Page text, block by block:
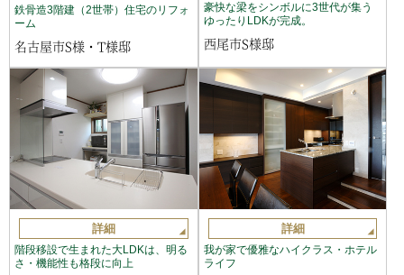
鉄骨造3階建（2世帯）住宅のリフォ
ーム
名古屋市S様・T様邸
豪快な梁をシンボルに3世代が集う
ゆったりLDKが完成。
西尾市S様邸
詳細
階段移設で生まれた大LDKは、明る
さ・機能性も格段に向上
詳細
我が家で優雅なハイクラス・ホテル
ライフ